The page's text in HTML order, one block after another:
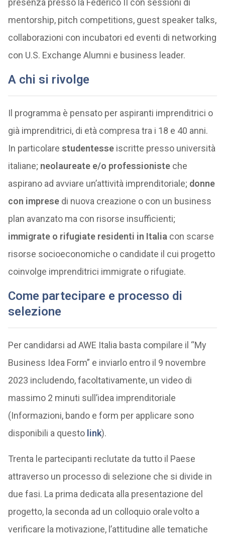
presenza presso la Federico II con sessioni di
mentorship, pitch competitions, guest speaker talks,
collaborazioni con incubatori ed eventi di networking
con U.S. Exchange Alumni e business leader.
A chi si rivolge
Il programma è pensato per aspiranti imprenditrici o
già imprenditrici, di età compresa tra i 18 e 40 anni.
In particolare studentesseiscritte presso università
italiane; neolaureate e/o professionisteche
aspirano ad avviare un’attività imprenditoriale; donne
con impresedi nuova creazione o con un business
plan avanzato ma con risorse insufficienti;
immigrate o rifugiate residenti in Italia con scarse
risorse socioeconomiche o candidate il cui progetto
coinvolge imprenditrici immigrate o rifugiate.
Come partecipare e processo di
selezione
Per candidarsi ad AWE Italia basta compilare il “My
Business Idea Form” e inviarlo entro il 9 novembre
2023 includendo, facoltativamente, un video di
massimo 2 minuti sull’idea imprenditoriale
(Informazioni, bando e form per applicare sono
disponibili a questo link).
Trenta le partecipanti reclutate da tutto il Paese
attraverso un processo di selezione che si divide in
due fasi. La prima dedicata alla presentazione del
progetto, la seconda ad un colloquio orale volto a
verificare la motivazione, l’attitudine alle tematiche